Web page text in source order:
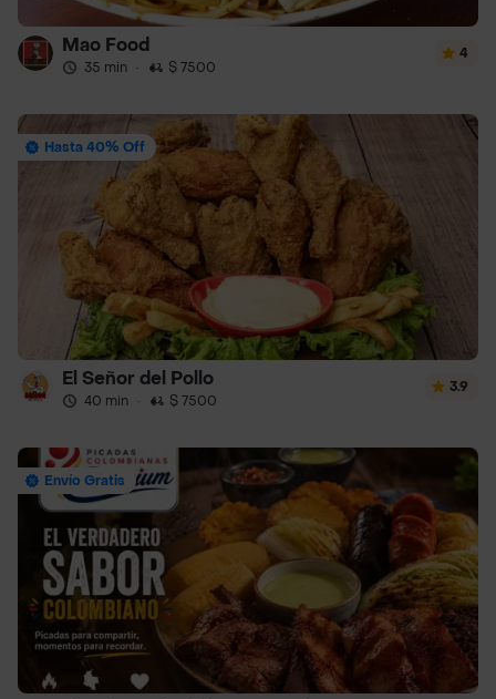
Mao Food
35 min · $ 7500
4
Hasta 40% Off
El Señor del Pollo
40 min · $ 7500
3.9
Envío Gratis